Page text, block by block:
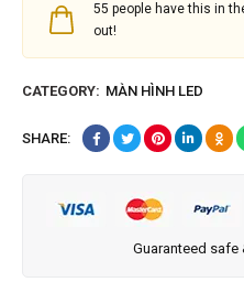
55 people have this in
out!
CATEGORY: MÀN HÌNH LED
SHARE:
Guaranteed safe